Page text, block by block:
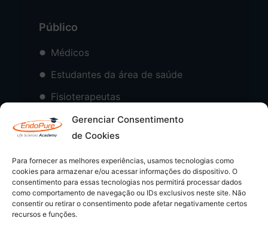
Gerenciar Consentimento
de Cookies
Para fornecer as melhores experiências, usamos tecnologias como
cookies para armazenar e/ou acessar informações do dispositivo. O
consentimento para essas tecnologias nos permitirá processar dados
como comportamento de navegação ou IDs exclusivos neste site. Não
consentir ou retirar o consentimento pode afetar negativamente certos
recursos e funções.
Público
Médicos
Estudantes da área de saúde
Fisioterapeutas
Psicólogos